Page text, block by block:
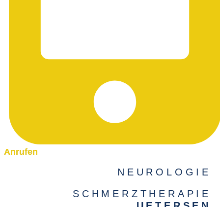
Anrufen
NEUROLOGIE
SCHMERZTHERAPIE